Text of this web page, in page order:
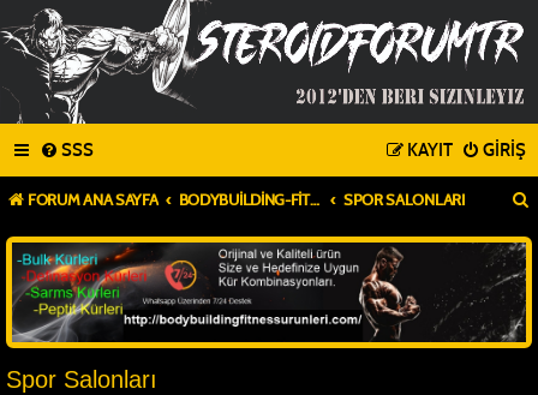
SSS GIRIŞ
KAYIT
FORUM ANA SAYFA BODYBUILDING-FITNESS SPOR SALONLARI
Spor Salonları